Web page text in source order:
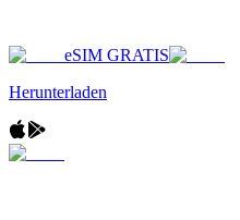
eSIM GRATIS
Herunterladen